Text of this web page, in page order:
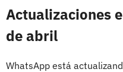
Actualizaciones
de abril
WhatsApp está